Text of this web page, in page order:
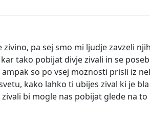
pa sej smo mi ljudje zavzeli
tako pobijat divje zivali in se
so po vsej moznosti prisli iz
kako lahko ti ubijes zival ki je
bi mogle nas pobijat glede na